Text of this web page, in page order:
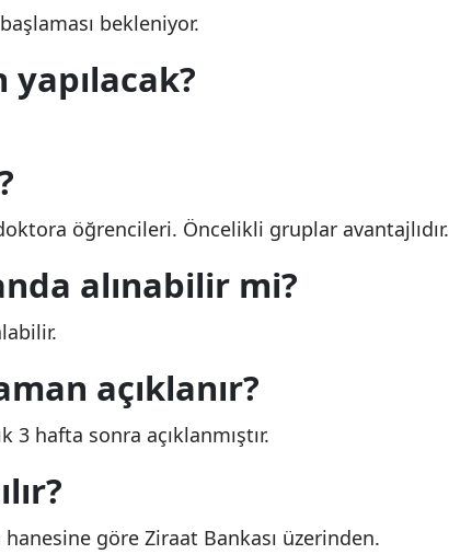
bekleniyor.
öğrencileri. Öncelikli gruplar avantajlıdır.
alınabilir mi?
açıklanır?
3 hafta sonra açıklanmıştır.
göre Ziraat Bankası üzerinden.